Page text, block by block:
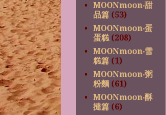
MOONmoon‧甜
品篇 (53)
MOONmoon‧蛋
蛋糕 (208)
MOONmoon‧雪
糕篇 (1)
MOONmoon‧粥
粉麵 (61)
MOONmoon‧酥
撻篇 (6)